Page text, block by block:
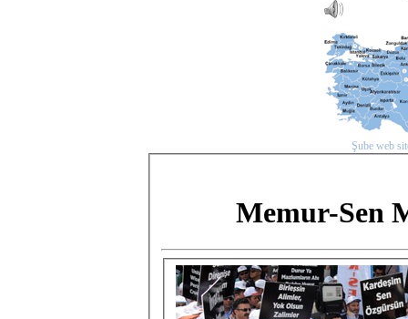
Şube web
Memur-Sen